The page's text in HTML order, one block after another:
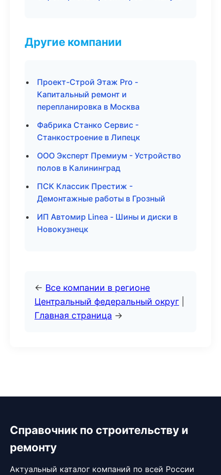
Другие компании
Проект-Строй Этаж Pro -
Капитальный ремонт и
перепланировка в Москва
Фабрика Станко Сервис -
Станкостроение в Липецк
ООО Эксперт Премиум - Устройство
полов в Калининград
ПСК Классик Престиж -
Демонтажные работы в Грозный
ИП Автомир Linea - Шины и диски в
Новокузнецк
← Все компании в регионе
Центральный федеральный округ
Главная страница →
Справочник по строительству и
ремонту
Актуальный каталог компаний по всей России